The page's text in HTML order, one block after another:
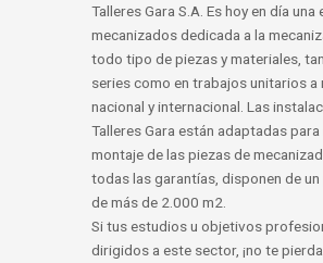
Talleres Gara S.A. Es hoy en día una
mecanizados dedicada a la
todo tipo de piezas y materiales,
series como en trabajos unitarios a
nacional y internacional. Las
Talleres Gara están adaptadas para
montaje de las piezas de
todas las garantías, disponen de un
de más de 2.000 m2.
Si tus estudios u objetivos
dirigidos a este sector, ¡no te